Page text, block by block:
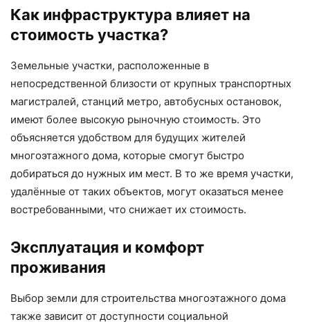
Как инфраструктура влияет на
стоимость участка?
Земельные участки, расположенные в
непосредственной близости от крупных транспортных
магистралей, станций метро, автобусных остановок,
имеют более высокую рыночную стоимость. Это
объясняется удобством для будущих жителей
многоэтажного дома, которые смогут быстро
добираться до нужных им мест. В то же время участки,
удалённые от таких объектов, могут оказаться менее
востребованными, что снижает их стоимость.
Эксплуатация и комфорт
проживания
Выбор земли для строительства многоэтажного дома
также зависит от доступности социальной